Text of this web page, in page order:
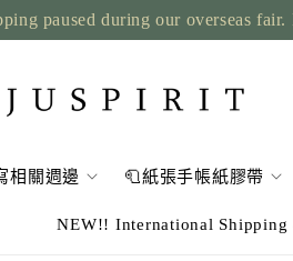
paused during our overseas
相關週邊 🧻紙張手帳紙膠帶
NEW!! International Shipping